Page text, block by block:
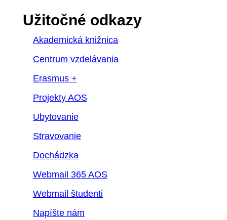
Užitočné odkazy
Akademická knižnica
Centrum vzdelávania
Erasmus +
Projekty AOS
Ubytovanie
Stravovanie
Dochádzka
Webmail 365 AOS
Webmail študenti
Napíšte nám